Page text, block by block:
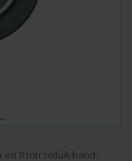
11 mtr rolluik band.